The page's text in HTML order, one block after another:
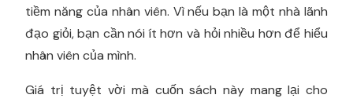
tiềm năng của nhân viên. Vì nếu bạn là một nhà lãnh
đạo giỏi, bạn cần nói ít hơn và hỏi nhiều hơn để hiểu
nhân viên của mình.
Giá trị tuyệt vời mà cuốn sách này mang lại cho